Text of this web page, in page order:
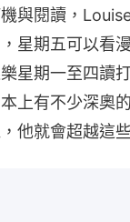
與閱讀，
星期五可以看
星期一至四讀
上有不少深奧
他就會超越這